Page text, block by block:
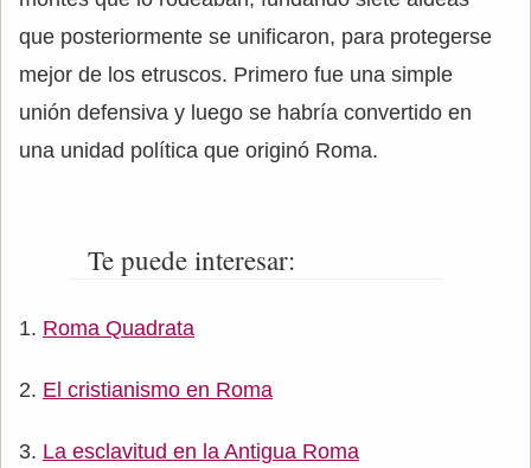
que posteriormente se unificaron, para protegerse
mejor de los etruscos. Primero fue una simple
unión defensiva y luego se habría convertido en
una unidad política que originó Roma.
Te puede interesar:
Roma Quadrata
El cristianismo en Roma
La esclavitud en la Antigua Roma